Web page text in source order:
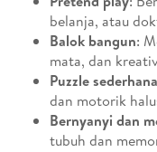
belanja, atau
Balok bangun:
mata, dan
Puzzle sederhana
dan motorik
Bernyanyi dan
tubuh dan